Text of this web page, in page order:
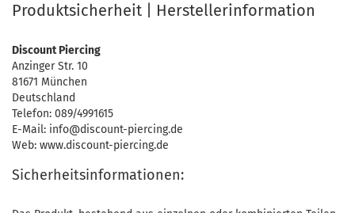
Produktsicherheit | Herstellerinformation
Discount Piercing
Anzinger Str. 10
81671 München
Deutschland
Telefon: 089/4991615
E-Mail: info@discount-piercing.de
Web: www.discount-piercing.de
Sicherheitsinformationen: